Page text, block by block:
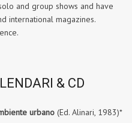
and group shows and have
international magazines.
& CD
urbano (Ed. Alinari, 1983)*